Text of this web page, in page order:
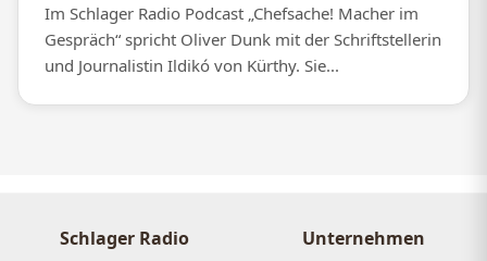
Im Schlager Radio Podcast „Chefsache! Macher im
Gespräch“ spricht Oliver Dunk mit der Schriftstellerin
und Journalistin Ildikó von Kürthy. Sie...
Schlager Radio Unternehmen